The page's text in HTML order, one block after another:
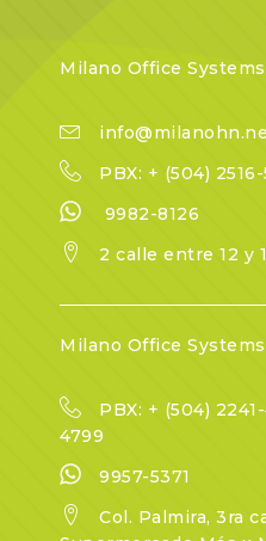
Milano Office
PBX: + (504)
9982-8126
2 calle entre 12 y
Milano Office
PBX: + (504)
4799
9957-5371
Col. Palmira, 3ra